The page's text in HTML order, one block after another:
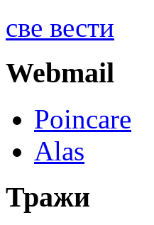
све вести
Webmail
Poincare
Alas
Тражи